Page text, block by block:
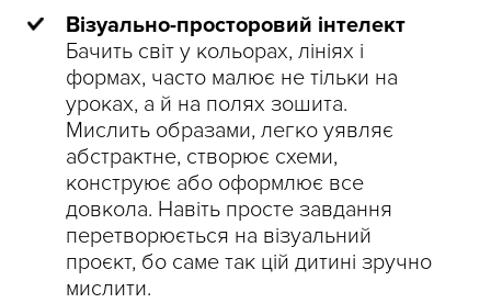
Візуально-просторовий інтелект
Бачить світ у кольорах, лініях і
формах, часто малює не тільки на
уроках, а й на полях зошита.
Мислить образами, легко уявляє
абстрактне, створює схеми,
конструює або оформлює все
довкола. Навіть просте завдання
перетворюється на візуальний
проєкт, бо саме так цій дитині зручно
мислити.